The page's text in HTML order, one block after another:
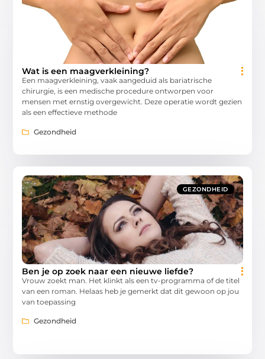
Wat is een maagverkleining?
Een maagverkleining, vaak aangeduid als bariatrische
chirurgie, is een medische procedure ontworpen voor
mensen met ernstig overgewicht. Deze operatie wordt gezien
als een effectieve methode
Gezondheid
GEZONDHEID
Ben je op zoek naar een nieuwe liefde?
Vrouw zoekt man. Het klinkt als een tv-programma of de titel
van een roman. Helaas heb je gemerkt dat dit gewoon op jou
van toepassing
Gezondheid